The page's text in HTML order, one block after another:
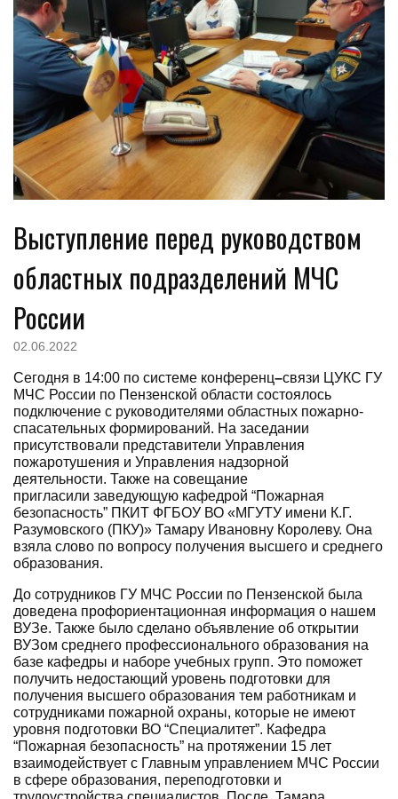
Выступление перед руководством
областных подразделений МЧС
России
02.06.2022
Сегодня в 14:00 по системе конференц–связи ЦУКС ГУ
МЧС России по Пензенской области состоялось
подключение с руководителями областных пожарно-
спасательных формирований. На заседании
присутствовали представители Управления
пожаротушения и Управления надзорной
деятельности. Также на совещание
пригласили заведующую кафедрой “Пожарная
безопасность” ПКИТ ФГБОУ ВО «МГУТУ имени К.Г.
Разумовского (ПКУ)» Тамару Ивановну Королеву. Она
взяла слово по вопросу получения высшего и среднего
образования.
До сотрудников ГУ МЧС России по Пензенской была
доведена профориентационная информация о нашем
ВУЗе. Также было сделано объявление об открытии
ВУЗом среднего профессионального образования на
базе кафедры и наборе учебных групп. Это поможет
получить недостающий уровень подготовки для
получения высшего образования тем работникам и
сотрудниками пожарной охраны, которые не имеют
уровня подготовки ВО “Специалитет”. Кафедра
“Пожарная безопасность” на протяжении 15 лет
взаимодействует с Главным управлением МЧС России
в сфере образования, переподготовки и